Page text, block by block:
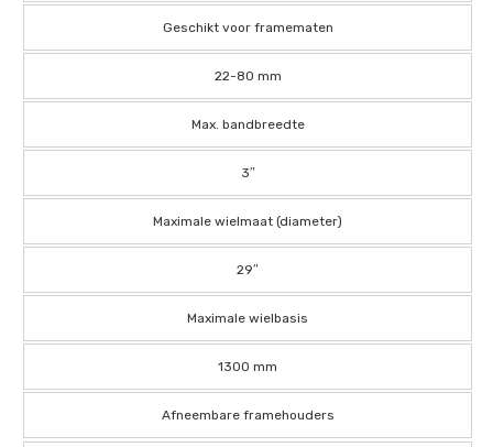
Geschikt voor framematen
22-80 mm
Max. bandbreedte
3″
Maximale wielmaat (diameter)
29″
Maximale wielbasis
1300 mm
Afneembare framehouders